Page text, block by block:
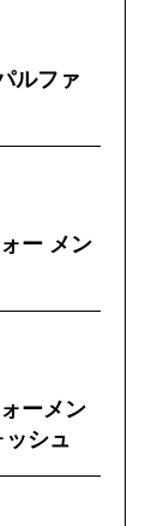
ルファ
ー メン
ーメン
シュ